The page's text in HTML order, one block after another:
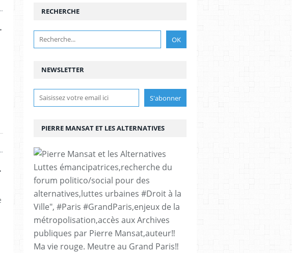
Audin
Pierre Mansat
NEWSLETTER
RECHERCHE
PIERRE MANSAT ET LES ALTERNATIVES
Luttes émancipatrices,recherche du
forum politico/social pour des
alternatives,luttes urbaines #Droit à la
Ville", #Paris #GrandParis,enjeux de la
métropolisation,accès aux Archives
publiques par Pierre Mansat,auteur‼️
Ma vie rouge. Meutre au Grand Paris‼️